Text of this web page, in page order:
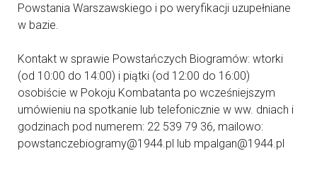
Powstania Warszawskiego i po weryfikacji uzupełniane
w bazie.
Kontakt w sprawie Powstańczych Biogramów: wtorki
(od 10:00 do 14:00) i piątki (od 12:00 do 16:00)
osobiście w Pokoju Kombatanta po wcześniejszym
umówieniu na spotkanie lub telefonicznie w ww. dniach i
godzinach pod numerem: 22 539 79 36, mailowo:
powstanczebiogramy@1944.pl lub mpalgan@1944.pl